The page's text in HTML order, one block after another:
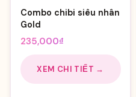
Combo chibi siêu nhân
Gold
235,000₫
XEM CHI TIẾT →